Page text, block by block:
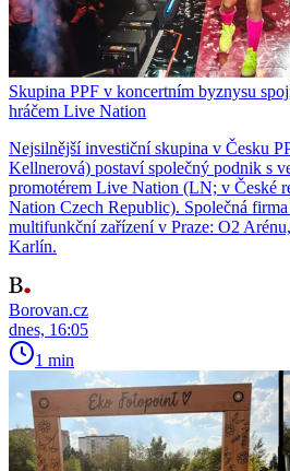
Skupina PPF v koncertním byznysu
hráčem Live Nation
Nejsilnější investiční skupina v Česku
Kellnerová) postaví společný podnik s
promotérem Live Nation (LN; v České
Nation Czech Republic). Společná
multifunkční zařízení v Praze: O2
Karlín.
Borovan.cz
dnes, 16:05
1 min